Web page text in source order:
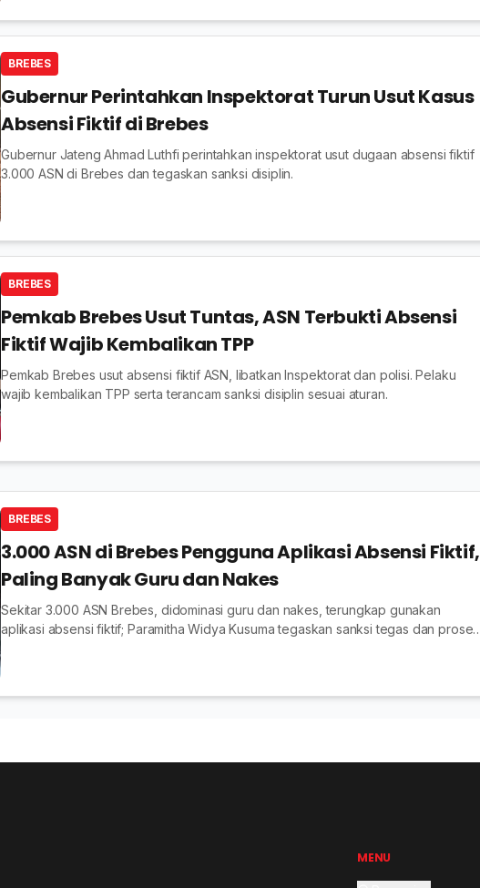
BREBES
Gubernur Perintahkan Inspektorat Turun Usut Kasus
Absensi Fiktif di Brebes
Gubernur Jateng Ahmad Luthfi perintahkan inspektorat usut dugaan absensi fiktif
3.000 ASN di Brebes dan tegaskan sanksi disiplin.
BREBES
Pemkab Brebes Usut Tuntas, ASN Terbukti Absensi
Fiktif Wajib Kembalikan TPP
Pemkab Brebes usut absensi fiktif ASN, libatkan Inspektorat dan polisi. Pelaku
wajib kembalikan TPP serta terancam sanksi disiplin sesuai aturan.
BREBES
3.000 ASN di Brebes Pengguna Aplikasi Absensi Fiktif,
Paling Banyak Guru dan Nakes
Sekitar 3.000 ASN Brebes, didominasi guru dan nakes, terungkap gunakan
aplikasi absensi fiktif; Paramitha Widya Kusuma tegaskan sanksi tegas dan proses
MENU